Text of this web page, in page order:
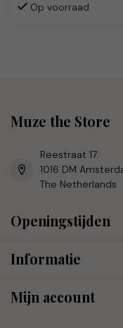
Op voorraad
Muze the Store
Reestraat 17
1016 DM
The Netherlands
Openingstijden
Informatie
Mijn account